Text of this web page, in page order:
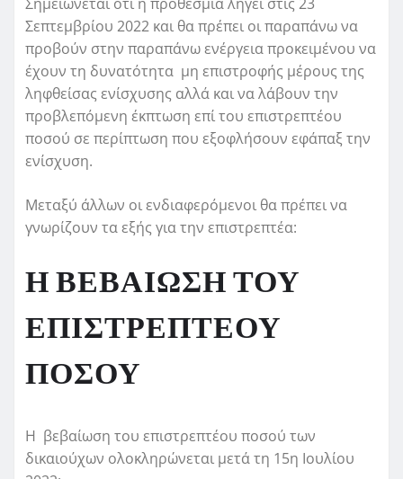
Σεπτεμβρίου 2022 και θα πρέπει οι παραπάνω να
προβούν στην παραπάνω ενέργεια προκειμένου να
έχουν τη δυνατότητα μη επιστροφής μέρους της
ληφθείσας ενίσχυσης αλλά και να λάβουν την
προβλεπόμενη έκπτωση επί του επιστρεπτέου
ποσού σε περίπτωση που εξοφλήσουν εφάπαξ την
ενίσχυση.
Μεταξύ άλλων οι ενδιαφερόμενοι θα πρέπει να
γνωρίζουν τα εξής για την επιστρεπτέα:
Η ΒΕΒΑΙΩΣΗ ΤΟΥ
ΕΠΙΣΤΡΕΠΤΕΟΥ
ΠΟΣΟΥ
Η βεβαίωση του επιστρεπτέου ποσού των
δικαιούχων ολοκληρώνεται μετά τη 15η Ιουλίου